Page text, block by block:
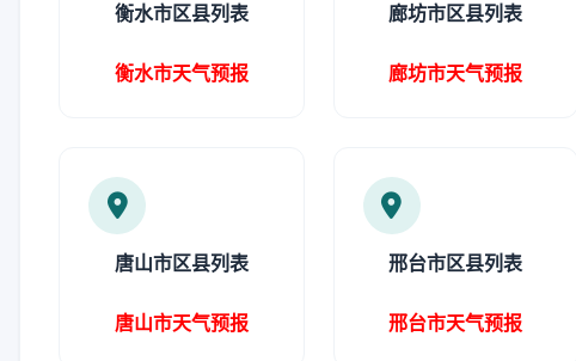
衡水市区县列表
衡水市天气预报
廊坊市区县列表
廊坊市天气预报
唐山市区县列表
唐山市天气预报
邢台市区县列表
邢台市天气预报